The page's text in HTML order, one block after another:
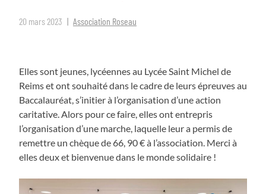
20 mars 2023 Association Roseau
Elles sont jeunes, lycéennes au Lycée Saint Michel de
Reims et ont souhaité dans le cadre de leurs épreuves au
Baccalauréat, s’initier à l’organisation d’une action
caritative. Alors pour ce faire, elles ont entrepris
l’organisation d’une marche, laquelle leur a permis de
remettre un chèque de 66, 90 € à l’association. Merci à
elles deux et bienvenue dans le monde solidaire !